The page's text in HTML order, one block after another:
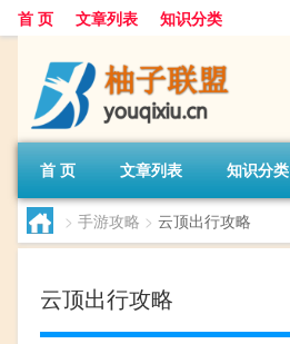
首 页 文章列表 知识分类
首 页 文章列表 知识分类
> 手游攻略 > 云顶出行攻略
云顶出行攻略